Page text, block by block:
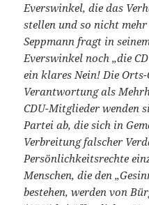
Everswinkel, die das
stellen und so nicht
Seppmann fragt in
Everswinkel noch „die
ein klares Nein! Die
Verantwortung als
CDU-Mitglieder wenden
Partei ab, die sich in
Verbreitung falscher
Persönlichkeitsrechte
Menschen, die den
bestehen, werden von